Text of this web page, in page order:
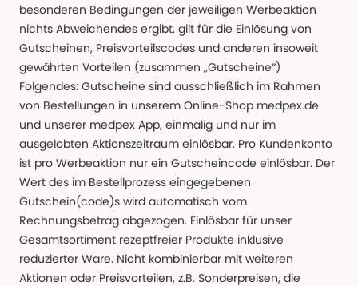
besonderen Bedingungen der jeweiligen Werbeaktion
nichts Abweichendes ergibt, gilt für die Einlösung von
Gutscheinen, Preisvorteilscodes und anderen insoweit
gewährten Vorteilen (zusammen „Gutscheine“)
Folgendes: Gutscheine sind ausschließlich im Rahmen
von Bestellungen in unserem Online-Shop medpex.de
und unserer medpex App, einmalig und nur im
ausgelobten Aktionszeitraum einlösbar. Pro Kundenkonto
ist pro Werbeaktion nur ein Gutscheincode einlösbar. Der
Wert des im Bestellprozess eingegebenen
Gutschein(code)s wird automatisch vom
Rechnungsbetrag abgezogen. Einlösbar für unser
Gesamtsortiment rezeptfreier Produkte inklusive
reduzierter Ware. Nicht kombinierbar mit weiteren
Aktionen oder Preisvorteilen, z.B. Sonderpreisen, die